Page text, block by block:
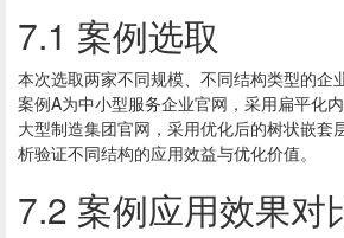
7.1 案例选取
本次选取两家不同规模、不同结构类型的企
案例A为中小型服务企业官网，采用扁平化
大型制造集团官网，采用优化后的树状嵌套
析验证不同结构的应用效益与优化价值。
7.2 案例应用效果对